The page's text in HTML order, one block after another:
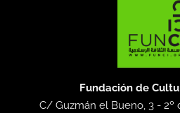
Fundación de
C/ Guzmán el Bueno, 3 -